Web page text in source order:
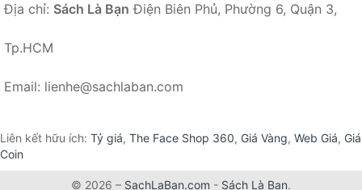
Địa chỉ: Sách Là Bạn Điện Biên Phủ, Phường 6, Quận 3,
Tp.HCM
Email: lienhe@sachlaban.com
Liên kết hữu ích: Tỷ giá, The Face Shop 360, Giá Vàng, Web Giá, Giá
Coin
© 2026 – SachLaBan.com - Sách Là Bạn.